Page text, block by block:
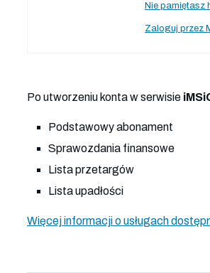
Nie pamiętasz
Zaloguj przez
Po utworzeniu konta w serwisie
Podstawowy abonament
Sprawozdania finansowe
Lista przetargów
Lista upadłości
Więcej informacji o usługach